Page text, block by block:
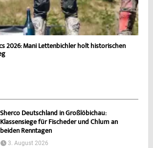
2026: Mani Lettenbichler holt historischen
Sherco Deutschland in Großlöbichau:
Klassensiege für Fischeder und Chlum an
beiden Renntagen
3. August 2026